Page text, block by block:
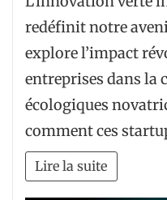
redéfinit notre
explore l’impact
entreprises dans la
écologiques
comment ces
Lire la suite